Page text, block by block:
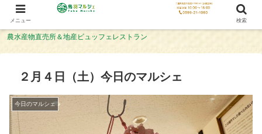
農水産物直売所＆地産ビュッフェレストラン
２月４日（土）今日のマルシェ
今日のマルシェ
メニュー 検索